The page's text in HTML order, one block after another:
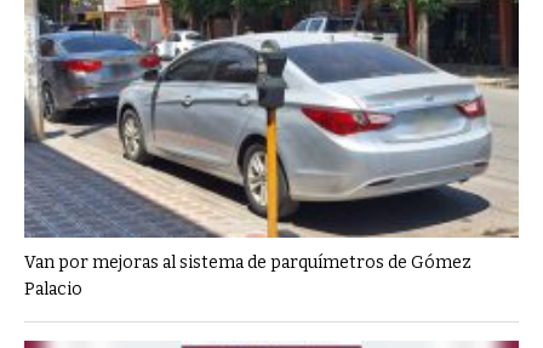
Van por mejoras al sistema de parquímetros de Gómez
Palacio